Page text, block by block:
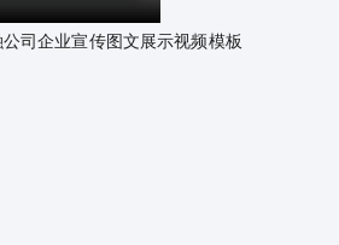
司企业宣传图文展示视频模板